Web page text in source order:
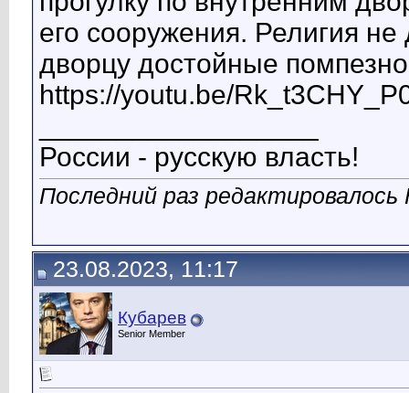
его сооружения. Религия
дворцу достойные
https://youtu.be/
России - русскую власть!
Последний раз
23.08.2023, 11:17
Кубарев
Senior Member